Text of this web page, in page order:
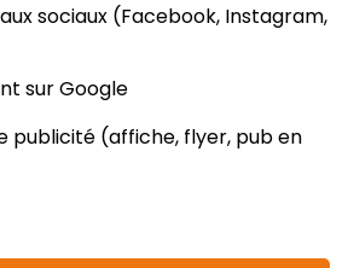
sociaux (Facebook, Instagram,
sur Google
publicité (affiche, flyer, pub en